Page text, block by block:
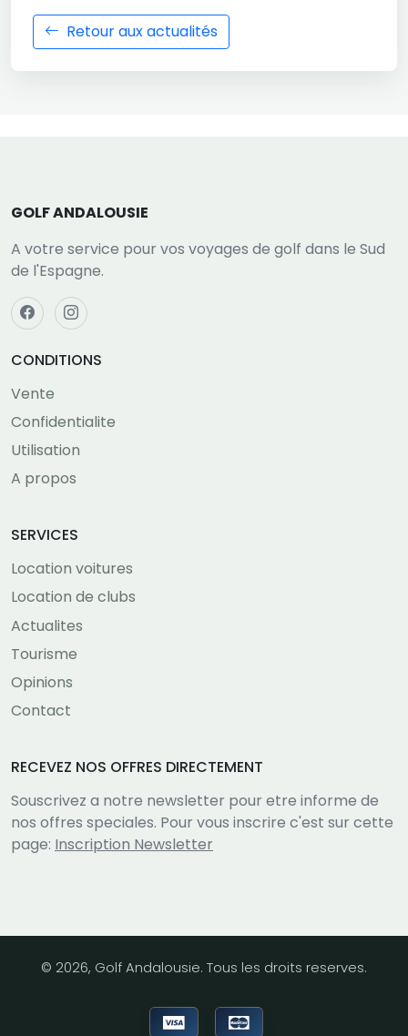
Retour aux actualités
GOLF ANDALOUSIE
A votre service pour vos voyages de golf dans le Sud
de l'Espagne.
CONDITIONS
Vente
Confidentialite
Utilisation
A propos
SERVICES
Location voitures
Location de clubs
Actualites
Tourisme
Opinions
Contact
RECEVEZ NOS OFFRES DIRECTEMENT
Souscrivez a notre newsletter pour etre informe de
nos offres speciales. Pour vous inscrire c'est sur cette
page: Inscription Newsletter
© 2026, Golf Andalousie. Tous les droits reserves.